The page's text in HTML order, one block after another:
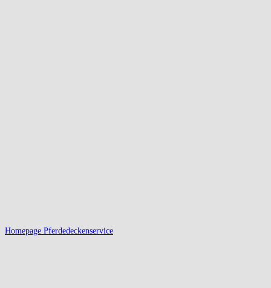
Homepage Pferdedeckenservice